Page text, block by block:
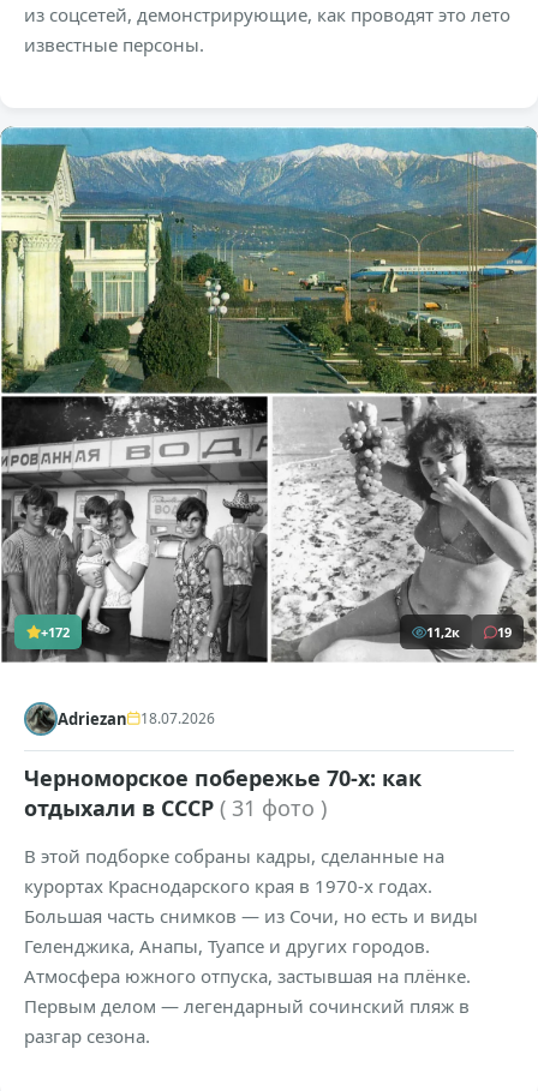
из соцсетей, демонстрирующие, как проводят это лето
известные персоны.
+172 11,2к 19
Adriezan 18.07.2026
Черноморское побережье 70-х: как
отдыхали в СССР ( 31 фото )
В этой подборке собраны кадры, сделанные на
курортах Краснодарского края в 1970-х годах.
Большая часть снимков — из Сочи, но есть и виды
Геленджика, Анапы, Туапсе и других городов.
Атмосфера южного отпуска, застывшая на плёнке.
Первым делом — легендарный сочинский пляж в
разгар сезона.